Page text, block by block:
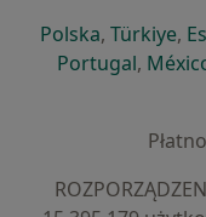
Polskaotwiera się
, Türkiye,
Portugal,